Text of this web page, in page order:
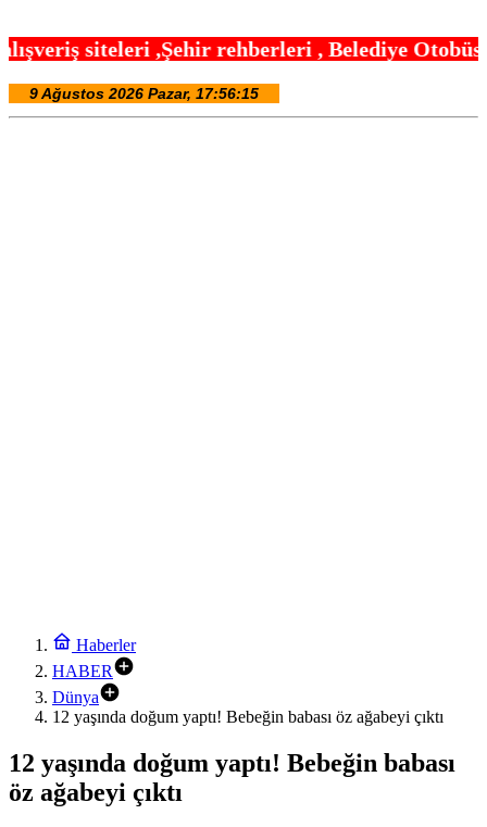
,Şehir rehberleri , Belediye
Haberler
HABER
Dünya
12 yaşında doğum yaptı! Bebeğin babası öz ağabeyi çıktı
12 yaşında doğum yaptı! Bebeğin babası
öz ağabeyi çıktı